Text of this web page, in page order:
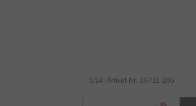
1/14: Artikel-Nr. 16711-205